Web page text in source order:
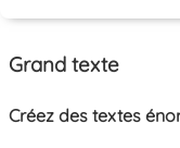
Grand texte
Créez des textes